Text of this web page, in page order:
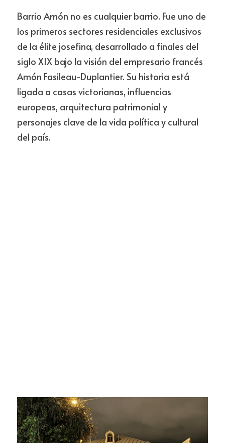
Barrio Amón no es cualquier barrio. Fue uno de
los primeros sectores residenciales exclusivos
de la élite josefina, desarrollado a finales del
siglo XIX bajo la visión del empresario francés
Amón Fasileau-Duplantier. Su historia está
ligada a casas victorianas, influencias
europeas, arquitectura patrimonial y
personajes clave de la vida política y cultural
del país.